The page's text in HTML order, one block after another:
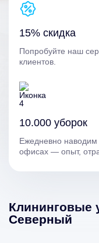
15% скидка
Попробуйте наш
клиентов.
10.000 уборок
Ежедневно наводим
офисах — опыт,
Клининговые
Северный